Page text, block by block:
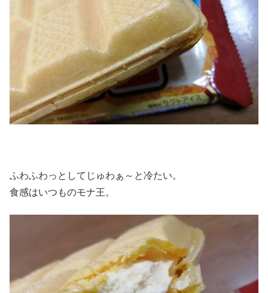
ふわふわっとしてじゅわぁ～と冷たい。
食感はいつものモナ王。